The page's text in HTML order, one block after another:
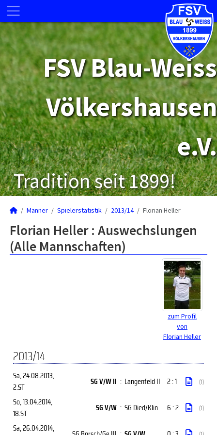
FSV Blau-Weiss
Völkershausen
e.V.
Tradition seit 1899!
Männer Spielerstatistik 2013/14 Florian Heller
Florian Heller : Auswechslungen
(Alle Mannschaften)
zum Profil
von
Florian Heller
2013/14
Sa, 24.08.2013,
2.ST
SG V/W II : Langenfeld II 2 : 1 (1)
So, 13.04.2014,
18.ST
SG V/W : SG Died/Klin 6 : 2 (1)
Sa, 26.04.2014,